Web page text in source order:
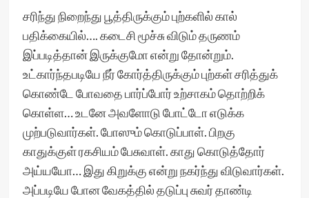
சரிந்து நிறைந்து பூத்திருக்கும் புற்களில் கால்
பதிக்கையில்…. கடைசி மூச்சு விடும் தருணம்
இப்படித்தான் இருக்குமோ என்று தோன்றும்.
உட்கார்ந்தபடியே நீர் கோர்த்திருக்கும் புற்கள் சரித்துக்
கொண்டே போவதை பார்ப்போர் உற்சாகம் தொற்றிக்
கொள்ள… உடனே அவளோடு போட்டோ எடுக்க
முற்படுவார்கள். போஸும் கொடுப்பாள். பிறகு
காதுக்குள் ரகசியம் பேசுவாள். காது கொடுத்தோர்
அய்யயோ… இது கிறுக்கு என்று நகர்ந்து விடுவார்கள்.
அப்படியே போன வேகத்தில் தடுப்பு சுவர் தாண்டி